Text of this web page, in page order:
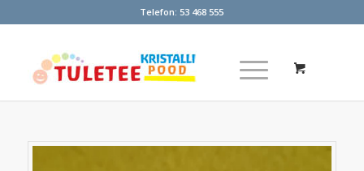
Telefon: 53 468 555